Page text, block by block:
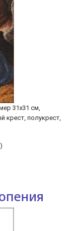
31х31 см,
крест, полукрест,